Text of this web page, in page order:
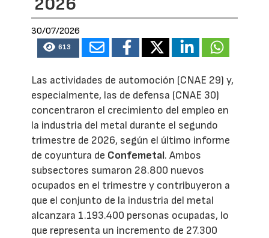
30/07/2026
613
Las actividades de automoción (CNAE 29) y,
especialmente, las de defensa (CNAE 30)
concentraron el crecimiento del empleo en
la industria del metal durante el segundo
trimestre de 2026, según el último informe
de coyuntura de Confemetal. Ambos
subsectores sumaron 28.800 nuevos
ocupados en el trimestre y contribuyeron a
que el conjunto de la industria del metal
alcanzara 1.193.400 personas ocupadas, lo
que representa un incremento de 27.300